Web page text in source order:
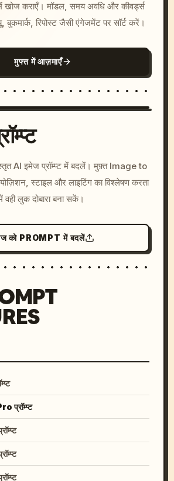
में खोज कराएँ। मॉडल, समय अवधि और कीवर्ड्स
रिपोस्ट जैसी एंगेजमेंट पर सॉर्ट करें।
मुफ्त में आज़माएँ
c, cyberpunk sunset, neon
colors, 8k --v 6.0
AI इमेज प्रॉम्प्ट में बदलें। मुफ़्त Image to
स्टाइल और लाइटिंग का विश्लेषण करता
लुक दोबारा बना सकें।
को PROMPT में बदलें
प्रॉम्प्ट